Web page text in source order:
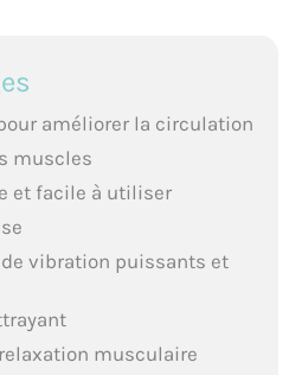
améliorer la circulation
muscles
et facile à utiliser
vibration puissants et
musculaire